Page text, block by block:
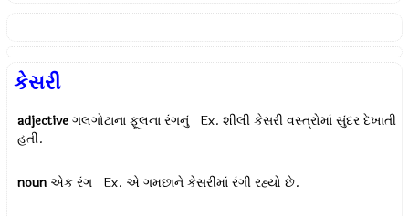
કેસરી
adjective ગલગોટાના ફૂલના રંગનું Ex.શીલી કેસરી વસ્ત્રોમાં સુંદર દેખાતી
હતી.
noun એક રંગ Ex.એ ગમછાને કેસરીમાં રંગી રહ્યો છે.